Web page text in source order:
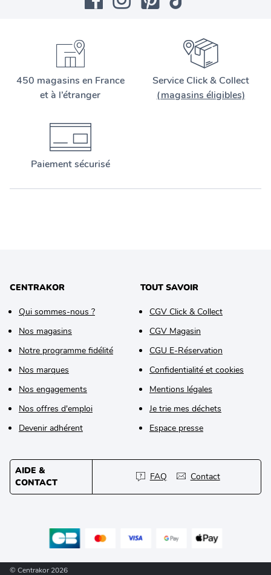
450 magasins en France
et à l’étranger
Service Click & Collect
(magasins éligibles)
Paiement sécurisé
CENTRAKOR
Qui sommes-nous ?
Nos magasins
Notre programme fidélité
Nos marques
Nos engagements
Nos offres d'emploi
Devenir adhérent
TOUT SAVOIR
CGV Click & Collect
CGV Magasin
CGU E-Réservation
Confidentialité et cookies
Mentions légales
Je trie mes déchets
Espace presse
AIDE &
CONTACT
FAQ Contact
© Centrakor 2026